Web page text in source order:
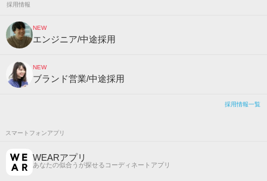
採用情報
NEW
エンジニア/中途採用
NEW
ブランド営業/中途採用
採用情報一覧
スマートフォンアプリ
WEARアプリ
あなたの似合うが探せるコーディネートアプリ